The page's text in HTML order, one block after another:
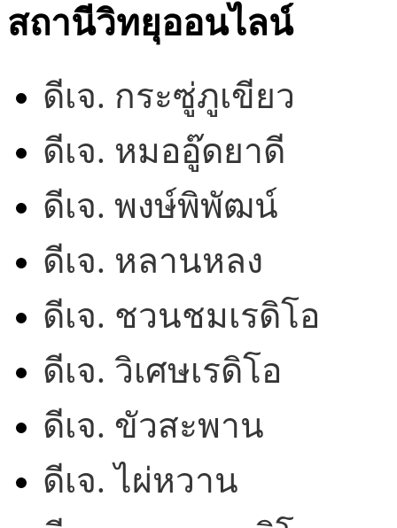
สถานีวิทยุออนไลน์
ดีเจ. กระซู่ภูเขียว
ดีเจ. หมออู๊ดยาดี
ดีเจ. พงษ์พิพัฒน์
ดีเจ. หลานหลง
ดีเจ. ชวนชมเรดิโอ
ดีเจ. วิเศษเรดิโอ
ดีเจ. ขัวสะพาน
ดีเจ. ไผ่หวาน